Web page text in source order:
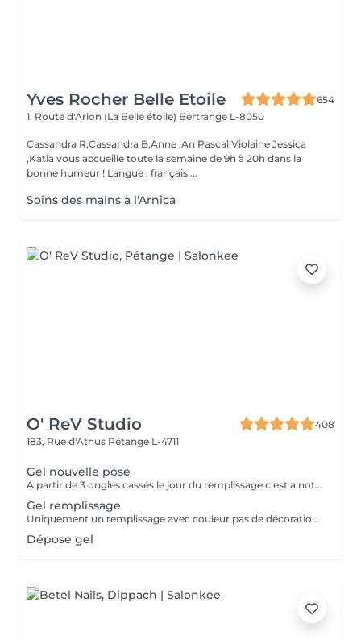
Yves Rocher Belle Etoile
654
1, Route d'Arlon (La Belle étoile) Bertrange L-8050
Cassandra R,Cassandra B,Anne ,An Pascal,Violaine Jessica
,Katia vous accueille toute la semaine de 9h à 20h dans la
bonne humeur ! Langue : français,...
Soins des mains à l'Arnica
O' ReV Studio
408
183, Rue d'Athus Pétange L-4711
Gel nouvelle pose
A partir de 3 ongles cassés le jour du remplissage c'est a noter une nouvelle pose.
Gel remplissage
Uniquement un remplissage avec couleur pas de décoration inclus.
Dépose gel